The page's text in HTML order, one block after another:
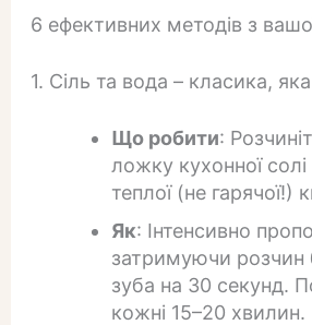
6 ефективних методів з
1. Сіль та вода – класика,
Що робити:
ложку кухонної солі
теплої (не гарячої!)
Як: Інтенсивно
затримуючи розчин
зуба на 30 секунд.
кожні 15–20 хвилин.